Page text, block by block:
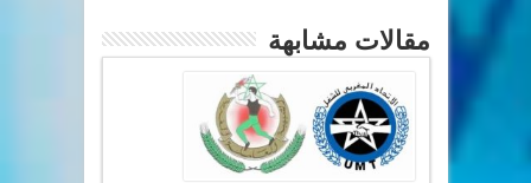
مقالات مشابهة